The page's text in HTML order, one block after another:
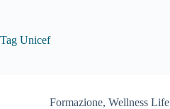
Tag Unicef
Formazione, Wellness Life